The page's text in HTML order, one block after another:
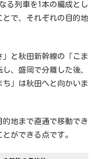
る列車を1本の編成とし
で、それぞれの目的地
と秋田新幹線の「こま
、盛岡で分離した後、
ち」は秋田へと向かいま
地まで直通で移動でき
ができる点です。